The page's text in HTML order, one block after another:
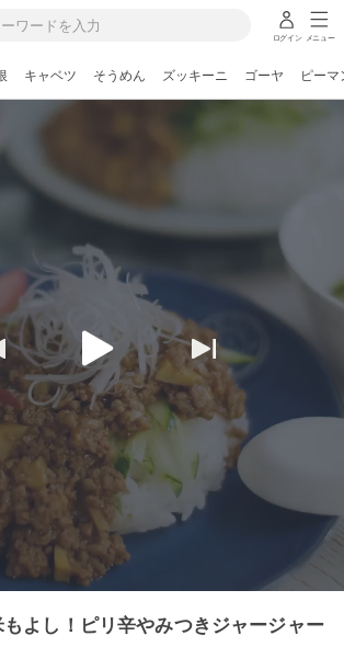
ログイン メニュー
キャベツ そうめん ズッキーニ ゴーヤ ピーマ
よし！ピリ辛やみつきジャージャー